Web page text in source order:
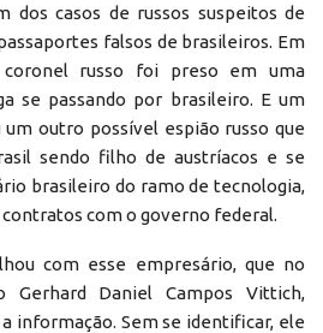
dos casos de russos suspeitos de
falsos de brasileiros. Em
russo foi preso em uma
se passando por brasileiro. E um
outro possível espião russo que
sendo filho de austríacos e se
brasileiro do ramo de tecnologia,
com o governo federal.
com esse empresário, que no
Gerhard Daniel Campos Vittich,
informação. Sem se identificar, ele